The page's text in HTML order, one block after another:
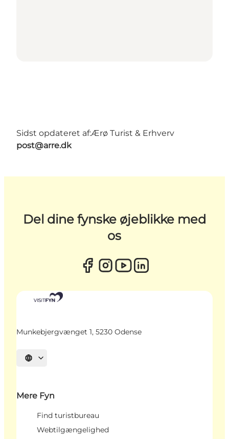
Sidst opdateret af:Ærø Turist & Erhverv
post@arre.dk
Del dine fynske øjeblikke med
os
Munkebjergvænget 1, 5230 Odense
Vælg sprog
Mere Fyn
Find turistbureau
Webtilgængelighed